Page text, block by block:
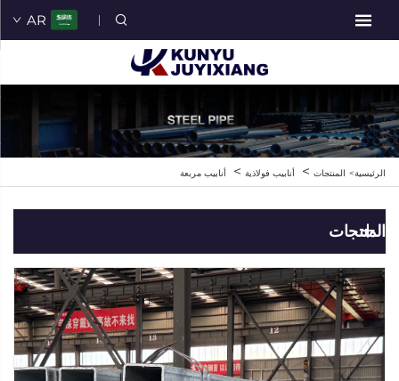
AR
الرئيسية> المنتجات > أنابيب فولاذية > أنابيب مربعة
المنتجات